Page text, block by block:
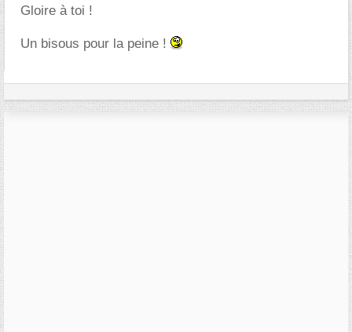
Gloire à toi !
Un bisous pour la peine !